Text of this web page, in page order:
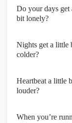
Do your days get
bit lonely?
Nights get a little
colder?
Heartbeat a little
louder?
When you’re